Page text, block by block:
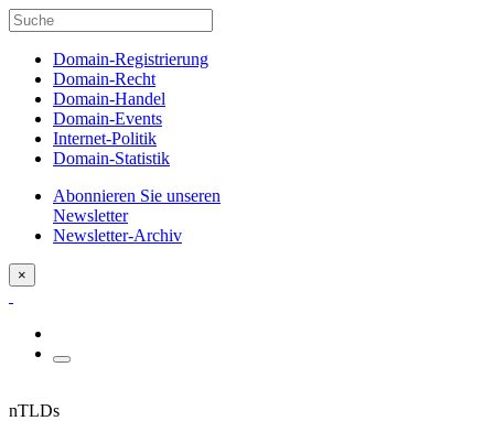
Domain-Registrierung
Domain-Recht
Domain-Handel
Domain-Events
Internet-Politik
Domain-Statistik
Abonnieren Sie unseren
Newsletter
Newsletter-Archiv
×
nTLDs